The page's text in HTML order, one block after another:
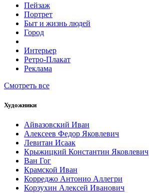
Пейзаж
Портрет
Быт и жизнь людей
Город
Интерьер
Ретро-Плакат
Реклама
Смотреть все
Художники
Айвазовский Иван
Алексеев Федор Яковлевич
Левитан Исаак
Крыжицкий Константин Яковлевич
Ван Гог
Крамской Иван
Корреджо Антонио Аллегри
Корзухин Алексей Иванович